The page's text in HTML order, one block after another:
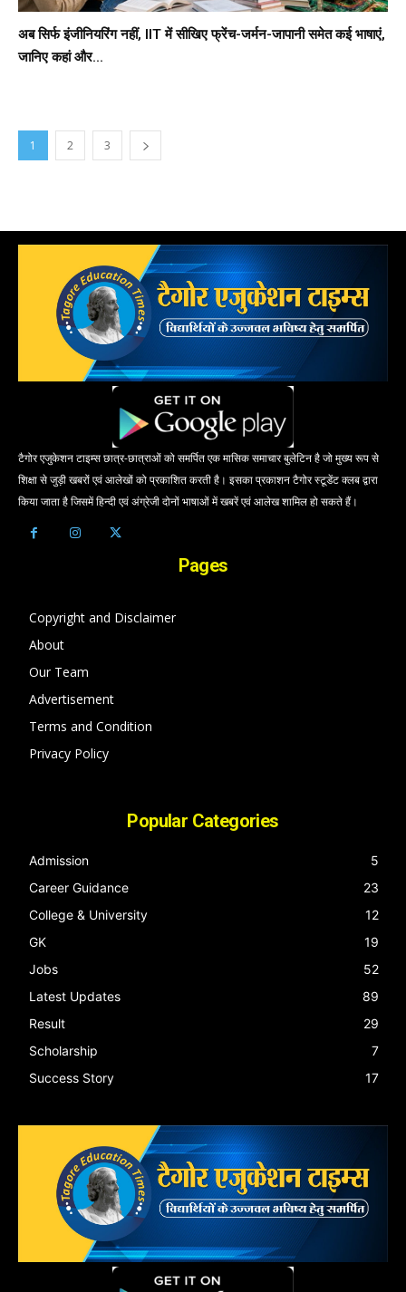
अब सिर्फ इंजीनियरिंग नहीं, IIT में सीखिए फ्रेंच-जर्मन-जापानी समेत कई भाषाएं,
जानिए कहां और...
1 2 3
टैगोर एजुकेशन टाइम्स छात्र-छात्राओं को समर्पित एक मासिक समाचार बुलेटिन है जो मुख्य रूप से
शिक्षा से जुड़ी खबरों एवं आलेखों को प्रकाशित करती है। इसका प्रकाशन टैगोर स्टूडेंट क्लब द्वारा
किया जाता है जिसमें हिन्दी एवं अंग्रेजी दोनों भाषाओं में खबरें एवं आलेख शामिल हो सकते हैं।
Pages
Copyright and Disclaimer
About
Our Team
Advertisement
Terms and Condition
Privacy Policy
Popular Categories
Admission
5
Career Guidance
23
College & University
12
GK
19
Jobs
52
Latest Updates
89
Result
29
Scholarship
7
Success Story
17